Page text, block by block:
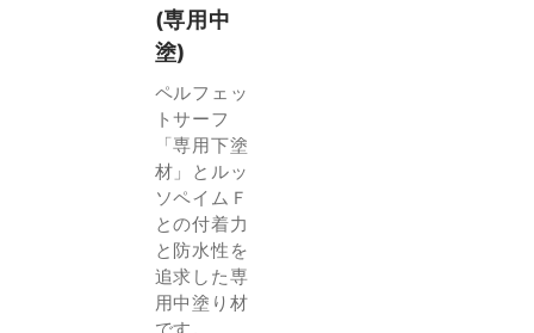
(専用中
塗)
ペルフェッ
トサーフ
「専用下塗
材」とルッ
ソペイムＦ
との付着力
と防水性を
追求した専
用中塗り材
です。